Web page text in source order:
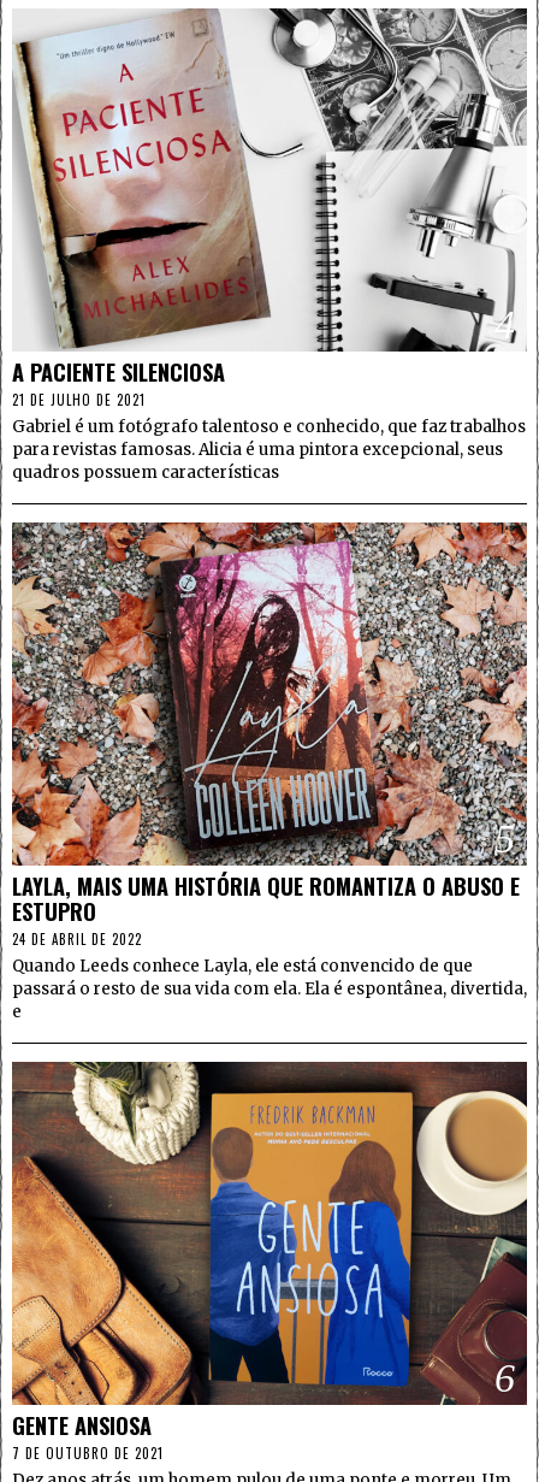
4
A PACIENTE SILENCIOSA
21 DE JULHO DE 2021
Gabriel é um fotógrafo talentoso e conhecido, que faz trabalhos
para revistas famosas. Alicia é uma pintora excepcional, seus
quadros possuem características
5
LAYLA, MAIS UMA HISTÓRIA QUE ROMANTIZA O ABUSO E
ESTUPRO
24 DE ABRIL DE 2022
Quando Leeds conhece Layla, ele está convencido de que
passará o resto de sua vida com ela. Ela é espontânea, divertida,
e
6
GENTE ANSIOSA
7 DE OUTUBRO DE 2021